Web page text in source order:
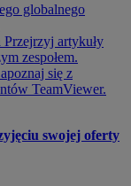
globalnego
Przejrzyj artykuły
zespołem.
się z
TeamViewer.
swojej oferty